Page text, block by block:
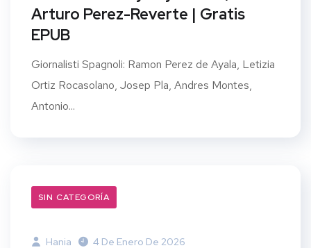
Arturo Perez-Reverte | Gratis
EPUB
Giornalisti Spagnoli: Ramon Perez de Ayala, Letizia
Ortiz Rocasolano, Josep Pla, Andres Montes,
Antonio...
SIN CATEGORÍA
Hania 4 De Enero De 2026